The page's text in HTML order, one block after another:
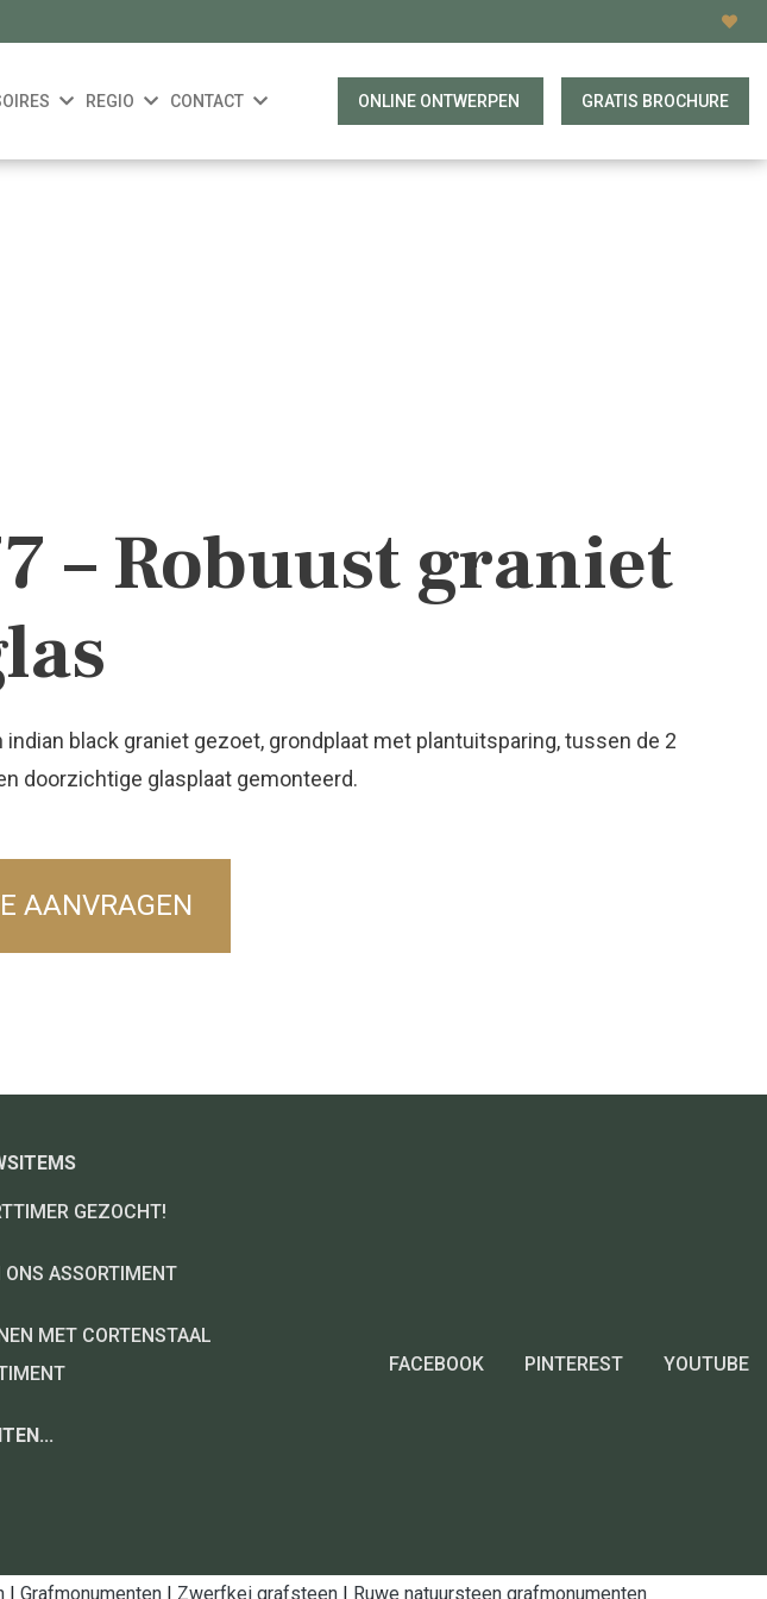
REGIO CONTACT ONLINE ONTWERPEN GRATIS BROCHURE
– Robuust graniet
indian black graniet gezoet, grondplaat met plantuitsparing, tussen de 2
doorzichtige glasplaat gemonteerd.
AANVRAGEN
GEZOCHT!
ASSORTIMENT
MET CORTENSTAAL
FACEBOOK PINTEREST YOUTUBE
| Grafmonumenten | Zwerfkei grafsteen | Ruwe natuursteen grafmonumenten